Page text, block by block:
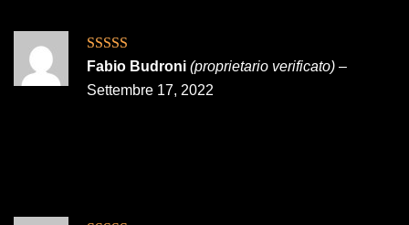
Valutato5su
5
Fabio Budroni (proprietario verificato) –
Settembre 17, 2022